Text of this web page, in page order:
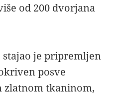
od 200 dvorjana
stajao je pripremljen
posve
zlatnom tkaninom,